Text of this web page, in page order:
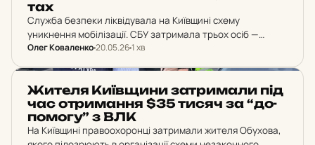
тах
Служба безпеки ліквідувала на Київщині схему
уникнення мобілізації. СБУ затримала трьох осіб —
керівників місцевих благодійних фондів та їхнього
Олег Коваленко20.05.261 хв
Жителя Ки­їв­щи­ни зат­ри­ма­ли під
час от­ри­ман­ня $35 тисяч за “до­
по­мо­гу” з ВЛК
На Київщині правоохоронці затримали жителя Обухова,